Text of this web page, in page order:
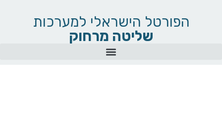
הפורטל הישראלי למערכות
שליטה מרחוק